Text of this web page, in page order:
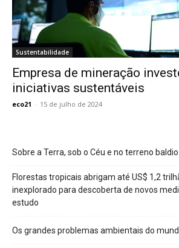
Sustentabilidade
Empresa de mineração
iniciativas sustentáveis
eco21 - 15 de julho de 2024
Sobre a Terra, sob o Céu e no terreno baldio
Florestas tropicais abrigam até US$ 1,2
inexplorado para descoberta de novos
estudo
Os grandes problemas ambientais do